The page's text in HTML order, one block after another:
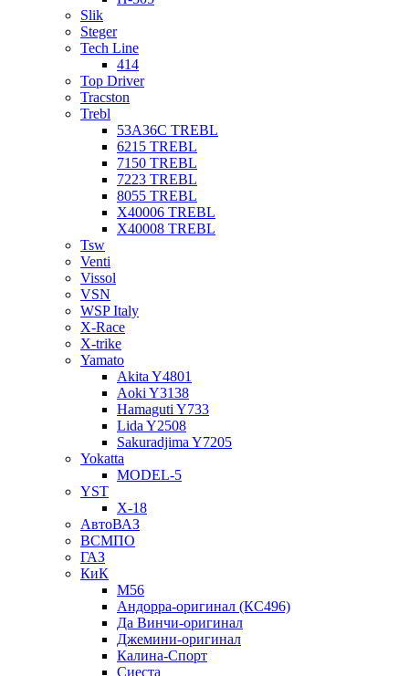
Slik
Steger
Tech Line
414
Top Driver
Tracston
Trebl
53A36C TREBL
6215 TREBL
7150 TREBL
7223 TREBL
8055 TREBL
X40006 TREBL
X40008 TREBL
Tsw
Venti
Vissol
VSN
WSP Italy
X-Race
X-trike
Yamato
Akita Y4801
Aoki Y3138
Hamaguti Y733
Lida Y2508
Sakuradjima Y7205
Yokatta
MODEL-5
YST
X-18
АвтоВАЗ
ВСМПО
ГАЗ
КиК
M56
Андорра-оригинал (КС496)
Да Винчи-оригинал
Джемини-оригинал
Калина-Спорт
Сиеста